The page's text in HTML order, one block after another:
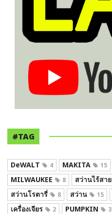
#TAG
DeWALT 4 MAKITA 15
MILWAUKEE 8 สว่านไร้สาย
สว่านโรตารี่ 8 สว่าน 15
เครื่องเจียร 2 PUMPKIN 3